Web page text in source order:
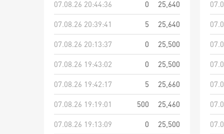
07.08.26 20:44:36
0
25,640
07.08.26 20:39:41
5
25,640
07.08.26 20:13:37
0
25,500
07.08.26 19:43:02
0
25,500
07.08.26 19:42:17
5
25,660
07.08.26 19:19:01
500
25,460
07.08.26 19:13:09
0
25,500